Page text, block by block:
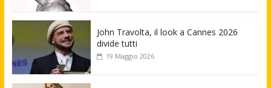
John Travolta, il look a Cannes 2026
divide tutti
19 Maggio 2026